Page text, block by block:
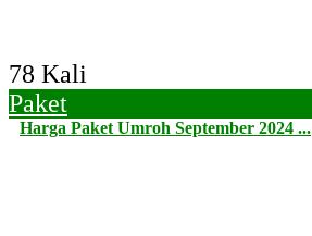
78 Kali
Paket
Harga Paket Umroh September 2024 ...